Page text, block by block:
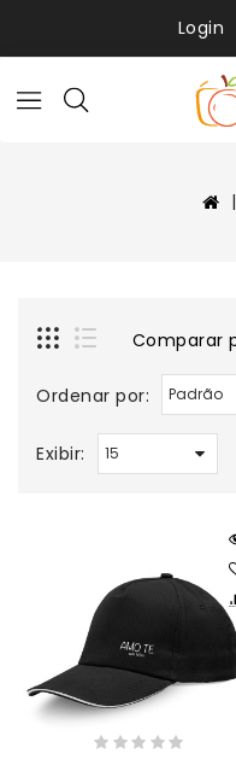
Login
Comparar
Ordenar por:
Exibir: